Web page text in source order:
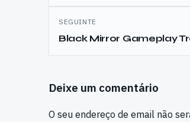
artigos
SEGUINTE
Black Mirror Gameplay
Deixe um comentário
O seu endereço de email não